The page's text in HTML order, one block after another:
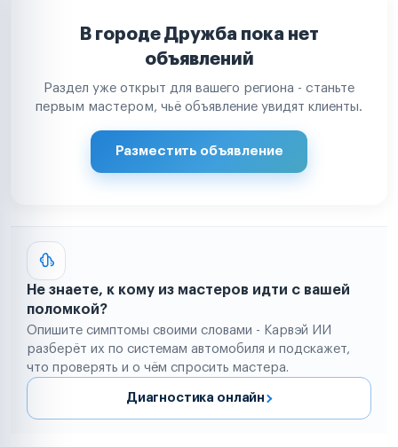
В городе Дружба пока нет
объявлений
Раздел уже открыт для вашего региона - станьте
первым мастером, чьё объявление увидят клиенты.
Разместить объявление
Не знаете, к кому из мастеров идти с вашей
поломкой?
Опишите симптомы своими словами - Карвэй ИИ
разберёт их по системам автомобиля и подскажет,
что проверять и о чём спросить мастера.
Диагностика онлайн